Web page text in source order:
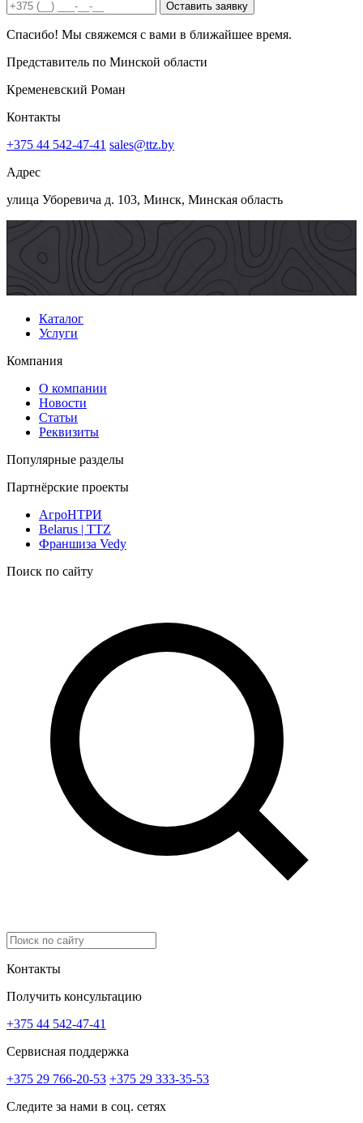
консультационных и технических вопросов и задач.
Оставить заявку
Спасибо! Мы свяжемся с вами в ближайшее время.
Представитель по Минской области
Кременевский Роман
Контакты
+375 44 542-47-41 sales@ttz.by
Адрес
улица Уборевича д. 103, Минск, Минская область
Каталог
Услуги
Компания
О компании
Новости
Статьи
Реквизиты
Популярные разделы
Партнёрские проекты
АгроНТРИ
Belarus | TTZ
Франшиза Vedy
Поиск по сайту
Контакты
Получить консультацию
+375 44 542-47-41
Сервисная поддержка
+375 29 766-20-53 +375 29 333-35-53
Следите за нами в соц. сетях